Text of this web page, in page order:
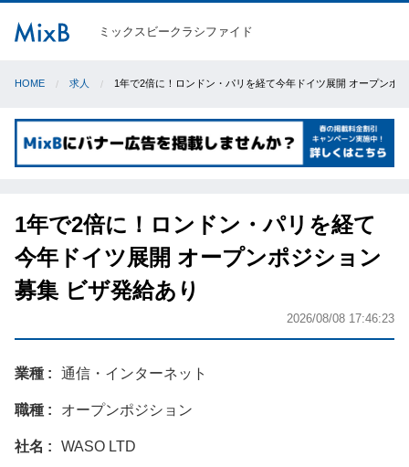
ミックスビークラシファイド
HOME 求人 1年で2倍に！ロンドン・パリを経て今年ドイツ展開 オープンポ
1年で2倍に！ロンドン・パリを経て
今年ドイツ展開 オープンポジション
募集 ビザ発給あり
2026/08/08 17:46:23
業種 通信・インターネット
職種 オープンポジション
社名 WASO LTD